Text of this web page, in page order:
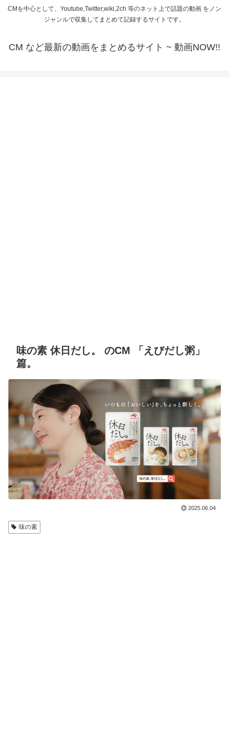
CMを中心として、Youtube,Twitter,wiki,2ch 等のネット上で話題の動画 をノン
ジャンルで収集してまとめて記録するサイトです。
CM など最新の動画をまとめるサイト ~ 動画NOW!!
味の素 休日だし。 のCM 「えびだし粥」
篇。
2025.06.04
味の素